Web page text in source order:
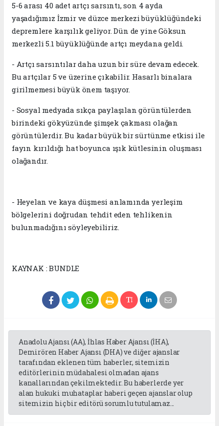
5-6 arası 40 adet artçı sarsıntı, son 4 ayda
yaşadığımız İzmir ve düzce merkezi büyüklüğündeki
depremlere karşılık geliyor. Dün de yine Göksun
merkezli 5.1 büyüklüğünde artçı meydana geldi.
- Artçı sarsıntılar daha uzun bir süre devam edecek.
Bu artçılar 5 ve üzerine çıkabilir. Hasarlı binalara
girilmemesi büyük önem taşıyor.
- Sosyal medyada sıkça paylaşılan görüntülerden
birindeki gökyüzünde şimşek çakması olağan
görüntülerdir. Bu kadar büyük bir sürtünme etkisi ile
fayın kırıldığı hat boyunca ışık kütlesinin oluşması
olağandır.
- Heyelan ve kaya düşmesi anlamında yerleşim
bölgelerini doğrudan tehdit eden tehlikenin
bulunmadığını söyleyebiliriz.
KAYNAK : BUNDLE
Anadolu Ajansı (AA), İhlas Haber Ajansı (İHA),
Demirören Haber Ajansı (DHA) ve diğer ajanslar
tarafından eklenen tüm haberler, sitemizin
editörlerinin müdahalesi olmadan ajans
kanallarından çekilmektedir. Bu haberlerde yer
alan hukuki muhataplar haberi geçen ajanslar olup
sitemizin hiç bir editörü sorumlu tutulamaz...